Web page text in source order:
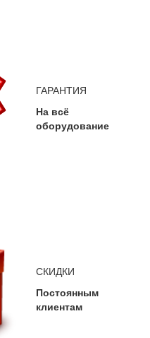
ГАРАНТИЯ
На всё
оборудование
СКИДКИ
Постоянным
клиентам